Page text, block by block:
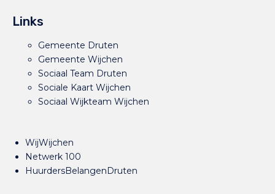
Links
Gemeente Druten
Gemeente Wijchen
Sociaal Team Druten
Sociale Kaart Wijchen
Sociaal Wijkteam Wijchen
WijWijchen
Netwerk 100
HuurdersBelangenDruten